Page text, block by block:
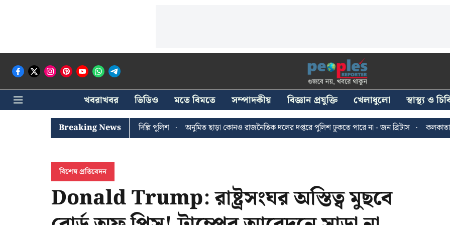
খবরাখবর ভিডিও মতে বিমতে সম্পাদকীয় বিজ্ঞান প্রযুক্তি খেলাধুলো স্বাস্থ্য ও
Breaking News
খোঁজে সিপিআইএম সদর দপ্তরে দিল্লি পুলিশ অনুমিত ছাড়া কোনও রাজনৈতিক দলের দপ্তরে পুলিশ ঢুকতে পারে না - জন ব্রিটাস কলকাতায় ২৪
বিশেষ প্রতিবেদন
Donald Trump: রাষ্ট্রসংঘর অস্তিত্ব মুছবে